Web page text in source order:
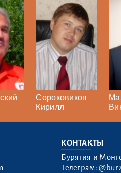
Сороковиков
Кирилл
КОНТАКТЫ
Бурятия и
Телеграм: